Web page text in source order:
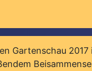
Gartenschau